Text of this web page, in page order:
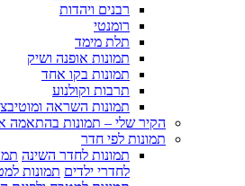
רבנים ויהדות
רומנטי
תלת מימד
תמונות אופנה ושיק
תמונות בקו אחד
תרבות וקולנוע
תמונות השראה
הקיר שלי – תמונות בהתאמה
תמונות לפי חדר
תמונות לחדר השינה
לחדרי ילדים תמונות